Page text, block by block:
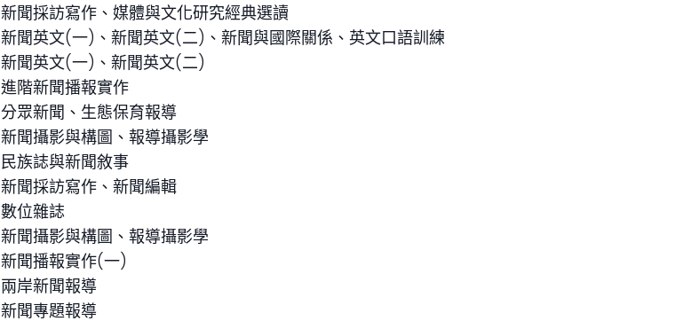
新聞採訪寫作、媒體與文化研究經典選讀
新聞英文(一)、新聞英文(二)、新聞與國際關係、英文口語訓練
新聞英文(一)、新聞英文(二)
進階新聞播報實作
分眾新聞、生態保育報導
新聞攝影與構圖、報導攝影學
民族誌與新聞敘事
新聞採訪寫作、新聞編輯
數位雜誌
新聞攝影與構圖、報導攝影學
新聞播報實作(一)
兩岸新聞報導
新聞專題報導